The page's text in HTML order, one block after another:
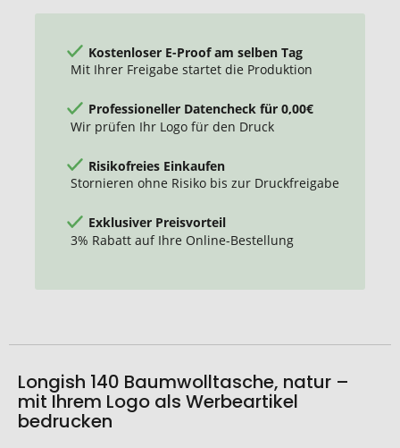
Kostenloser E-Proof am selben Tag
Mit Ihrer Freigabe startet die Produktion
Professioneller Datencheck für 0,00€
Wir prüfen Ihr Logo für den Druck
Risikofreies Einkaufen
Stornieren ohne Risiko bis zur Druckfreigabe
Exklusiver Preisvorteil
3% Rabatt auf Ihre Online-Bestellung
Longish 140 Baumwolltasche, natur –
mit Ihrem Logo als Werbeartikel
bedrucken